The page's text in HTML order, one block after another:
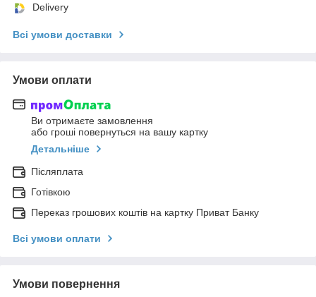
Delivery
Всі умови доставки
Умови оплати
Ви отримаєте замовлення
або гроші повернуться на вашу картку
Детальніше
Післяплата
Готівкою
Переказ грошових коштів на картку Приват Банку
Всі умови оплати
Умови повернення